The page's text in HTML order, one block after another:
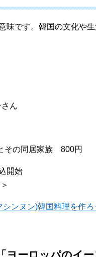
です。韓国の文化や
ん
その同居家族 800円
開始
シンヌン)韓国料理を作
ーロッパのイー